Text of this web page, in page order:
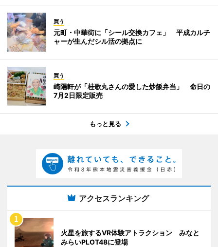
買う
元町・中華街に「シール交換カフェ」 平成カルチ
ャーが生んだシル活の拠点に
買う
崎陽軒が「桂歌丸さんの愛した炒飯弁当」 命日の
7月2日限定販売
もっと見る
アクセスランキング
火星を旅するVR体験アトラクション みなと
みらいPLOT48に登場